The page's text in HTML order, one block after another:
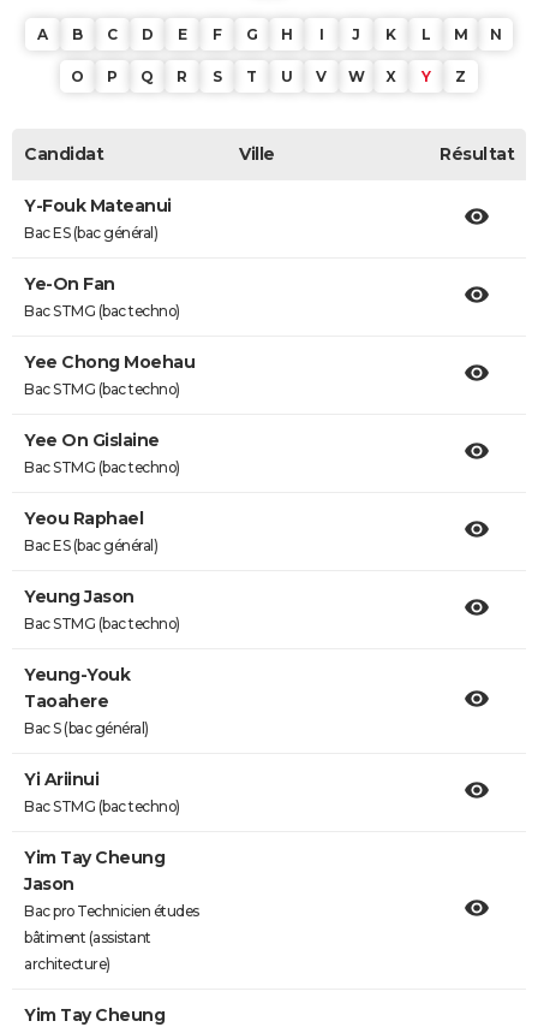
A B C D E F G H I J K L M N
O P Q R S T U V W X Y Z
Candidat Ville Résultat
Y-Fouk Mateanui
Bac ES (bac général)
Ye-On Fan
Bac STMG (bac techno)
Yee Chong Moehau
Bac STMG (bac techno)
Yee On Gislaine
Bac STMG (bac techno)
Yeou Raphael
Bac ES (bac général)
Yeung Jason
Bac STMG (bac techno)
Yeung-Youk
Taoahere
Bac S (bac général)
Yi Ariinui
Bac STMG (bac techno)
Yim Tay Cheung
Jason
Bac pro Technicien études
bâtiment (assistant
architecture)
Yim Tay Cheung